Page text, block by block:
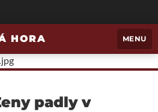
HORA MENU
padly v